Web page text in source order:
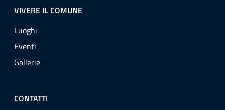
VIVERE IL COMUNE
Luoghi
Eventi
Gallerie
CONTATTI